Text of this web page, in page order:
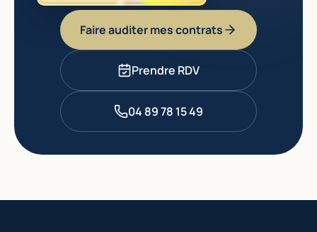
Faire auditer mes contrats
Prendre RDV
04 89 78 15 49